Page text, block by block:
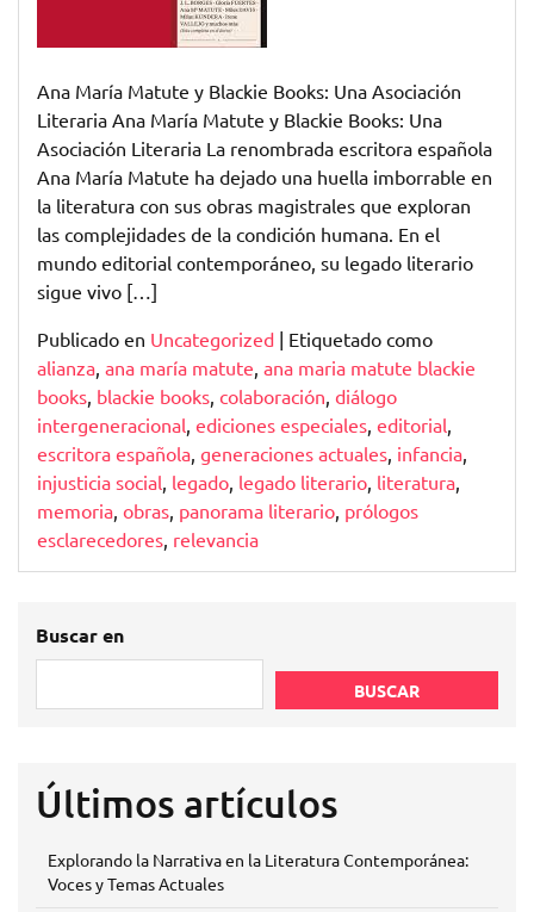
Blackie
Ana María Matute y Blackie Books: Una Asociación
Literaria Ana María Matute y Blackie Books: Una
Asociación Literaria La renombrada escritora española
Ana María Matute ha dejado una huella imborrable en
la literatura con sus obras magistrales que exploran
las complejidades de la condición humana. En el
mundo editorial contemporáneo, su legado literario
sigue vivo […]
Publicado en Uncategorized | Etiquetado como
alianza, ana maría matute, ana maria matute blackie
books, blackie books, colaboración, diálogo
intergeneracional, ediciones especiales, editorial,
escritora española, generaciones actuales, infancia,
injusticia social, legado, legado literario, literatura,
memoria, obras, panorama literario, prólogos
esclarecedores, relevancia
Buscar en
BUSCAR
Últimos artículos
Explorando la Narrativa en la Literatura Contemporánea:
Voces y Temas Actuales